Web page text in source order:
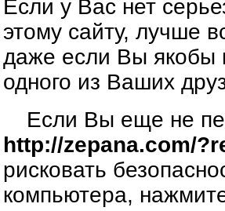
Если у Вас нет
этому сайту, лучше
даже если Вы якобы
одного из Ваших
Если Вы еще не
http://zepana.com/
рисковать
компьютера,